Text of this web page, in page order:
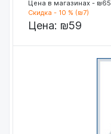
Цена в магазинах - ₪65
Скидка - 10 % (₪7)
Цена: ₪59